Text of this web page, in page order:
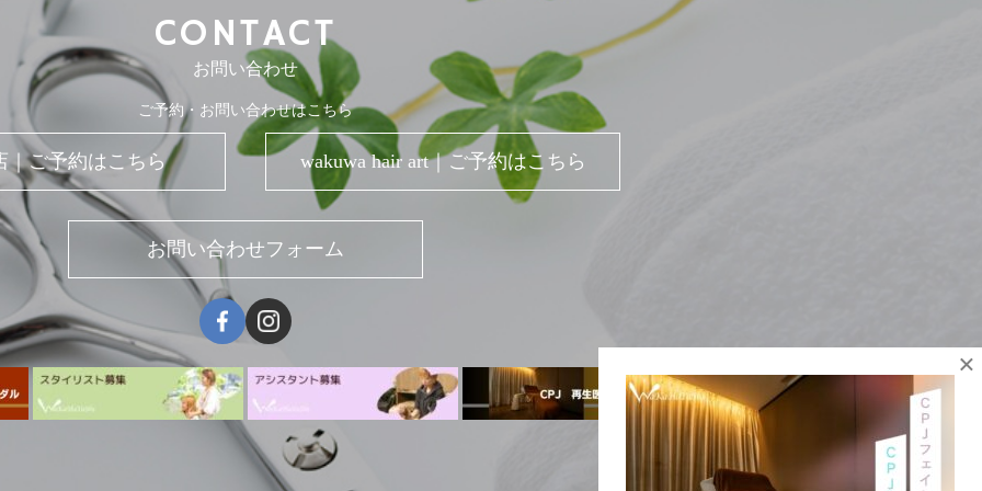
CONTACT
お問い合わせ
ご予約・お問い合わせはこちら
｜ご予約はこちら wakuwa hair art｜ご予約はこちら
お問い合わせフォーム
×